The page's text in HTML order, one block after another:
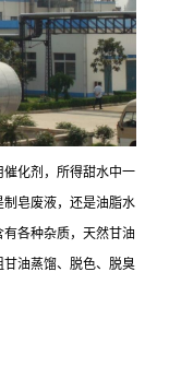
化剂，所得甜水中一
皂废液，还是油脂水
各种杂质，天然甘油
油蒸馏、脱色、脱臭